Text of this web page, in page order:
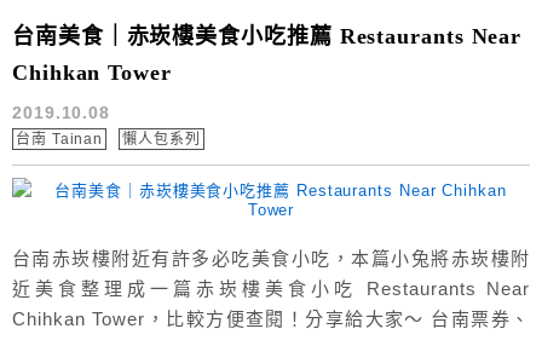
台南美食｜赤崁樓美食小吃推薦 Restaurants Near
Chihkan Tower
2019.10.08
台南 Tainan 懶人包系列
台南赤崁樓附近有許多必吃美食小吃，本篇小兔將赤崁樓附
近美食整理成一篇赤崁樓美食小吃 Restaurants Near
Chihkan Tower，比較方便查閱！分享給大家～ 台南票券、